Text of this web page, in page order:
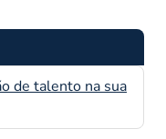
de talento na sua